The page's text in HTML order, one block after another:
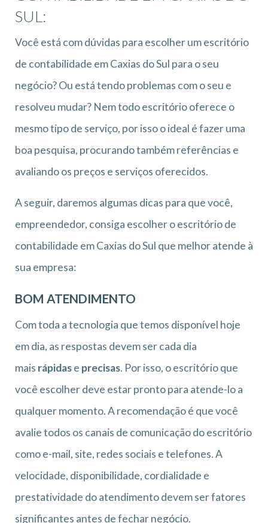
SUL:
Você está com dúvidas para escolher um escritório
de contabilidade em Caxias do Sul para o seu
negócio? Ou está tendo problemas com o seu e
resolveu mudar? Nem todo escritório oferece o
mesmo tipo de serviço, por isso o ideal é fazer uma
boa pesquisa, procurando também referências e
avaliando os preços e serviços oferecidos.
A seguir, daremos algumas dicas para que você,
empreendedor, consiga escolher o escritório de
contabilidade em Caxias do Sul que melhor atende à
sua empresa:
BOM ATENDIMENTO
Com toda a tecnologia que temos disponível hoje
em dia, as respostas devem ser cada dia
mais rápidase precisas. Por isso, o escritório que
você escolher deve estar pronto para atende-lo a
qualquer momento. A recomendação é que você
avalie todos os canais de comunicação do escritório
como e-mail, site, redes sociais e telefones. A
velocidade, disponibilidade, cordialidade e
prestatividade do atendimento devem ser fatores
significantes antes de fechar negócio.